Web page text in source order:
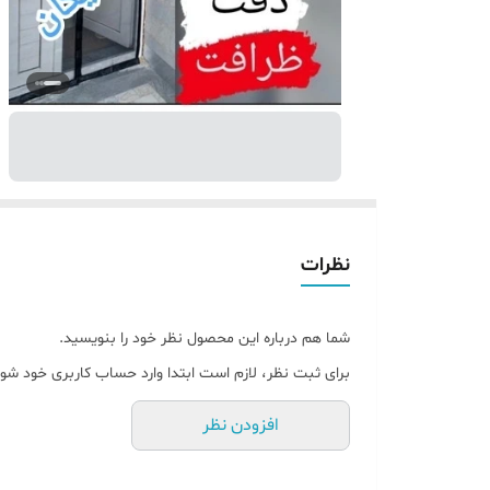
نظرات
شما هم درباره این محصول نظر خود را بنویسید.
برای ثبت نظر، لازم است ابتدا وارد حساب کاربری خود
افزودن نظر